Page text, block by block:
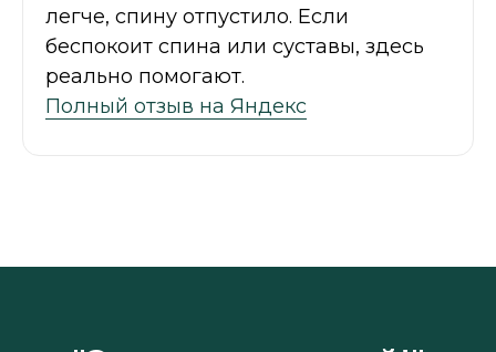
легче, спину отпустило. Если
беспокоит спина или суставы, здесь
реально помогают.
Полный отзыв на Яндекс